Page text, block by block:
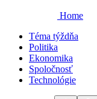
Home
Téma týždňa
Politika
Ekonomika
Spoločnosť
Technológie